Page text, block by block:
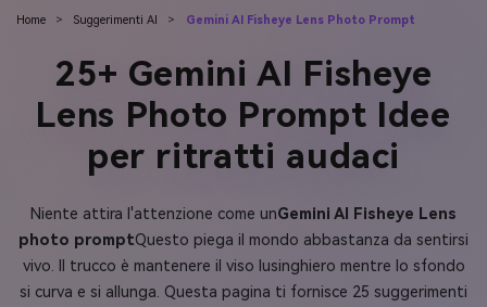
Home > Suggerimenti AI > Gemini AI Fisheye Lens Photo Prompt
25+ Gemini AI Fisheye
Lens Photo Prompt Idee
per ritratti audaci
Niente attira l'attenzione come unGemini AI Fisheye Lens
photo promptQuesto piega il mondo abbastanza da sentirsi
vivo. Il trucco è mantenere il viso lusinghiero mentre lo sfondo
si curva e si allunga. Questa pagina ti fornisce 25 suggerimenti